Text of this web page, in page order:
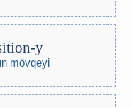
y
mövqeyi